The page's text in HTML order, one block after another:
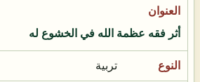
أثر فقه عظمة الله في الخشوع له
تربية